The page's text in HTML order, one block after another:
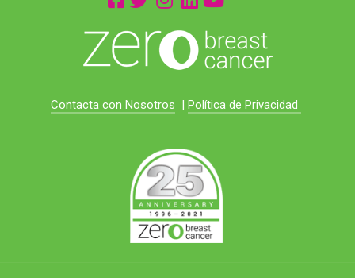
Contacta con Nosotros | Política de Privacidad